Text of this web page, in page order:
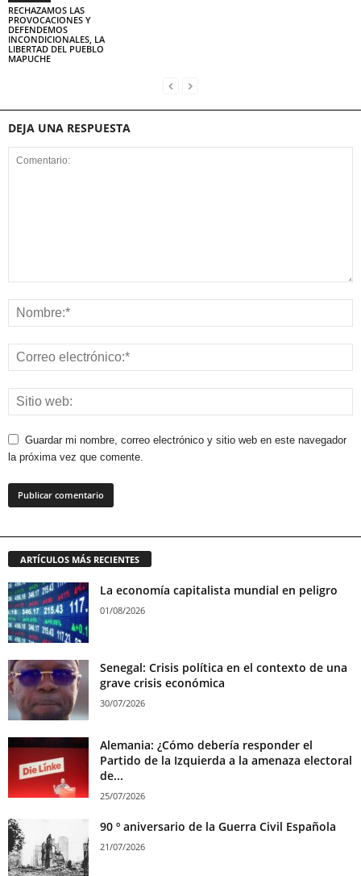
RECHAZAMOS LAS
PROVOCACIONES Y
DEFENDEMOS
INCONDICIONALES, LA
LIBERTAD DEL PUEBLO
MAPUCHE
DEJA UNA RESPUESTA
Guardar mi nombre, correo electrónico y sitio web en este navegador
la próxima vez que comente.
ARTÍCULOS MÁS RECIENTES
La economía capitalista mundial en peligro
01/08/2026
Senegal: Crisis política en el contexto de una
grave crisis económica
30/07/2026
Alemania: ¿Cómo debería responder el
Partido de la Izquierda a la amenaza electoral
de...
25/07/2026
90 º aniversario de la Guerra Civil Española
21/07/2026